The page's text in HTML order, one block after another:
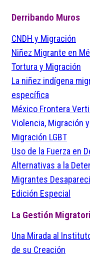
Derribando Muros
CNDH y Migración
Niñez Migrante en
Tortura y Migración
La niñez indígena
específica
México Frontera
Violencia, Migración
Migración LGBT
Uso de la Fuerza en
Alternativas a la
Migrantes
Edición Especial
La Gestión
Una Mirada al
de su Creación